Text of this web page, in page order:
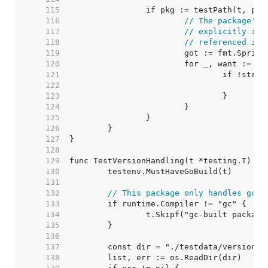
   115
   116
// The package's
   117
// explicitly
   118
// referenced
   119
   120
   121
   122
   123
   124
   125
   126
   127
   128
   129
   130
   131
   132
// This package only handles gc
   133
   134
   135
   136
   137
   138